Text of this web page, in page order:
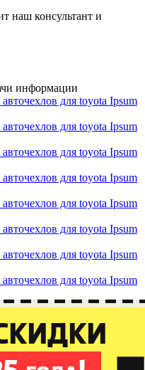
наш консультант и
информации